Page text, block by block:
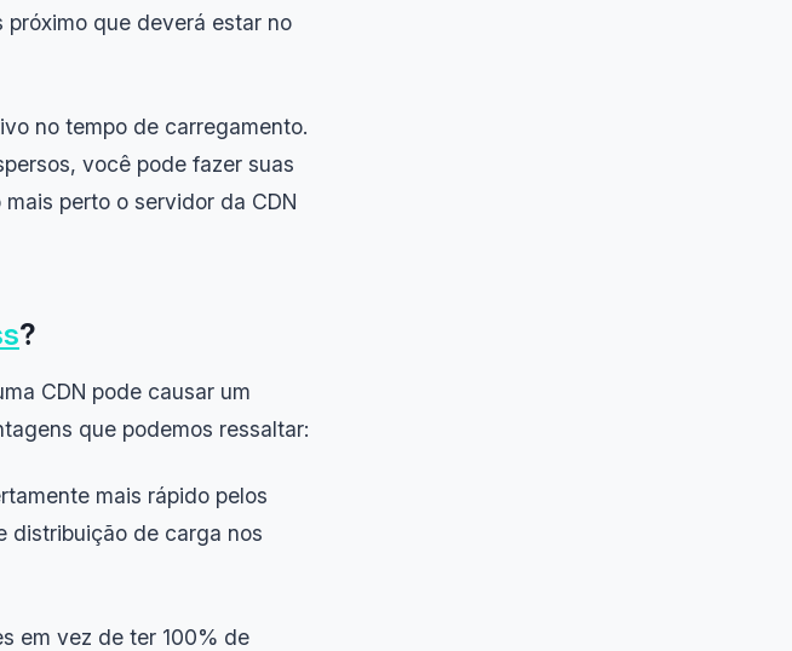
que deverá estar no
no tempo de carregamento.
você pode fazer suas
perto o servidor da CDN
?
CDN pode causar um
que podemos ressaltar:
mais rápido pelos
distribuição de carga nos
em vez de ter 100% de